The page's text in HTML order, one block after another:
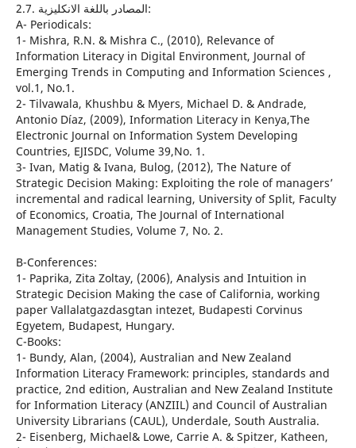
2.7. المصادر باللغة الانكليزية:
A- Periodicals:
1- Mishra, R.N. & Mishra C., (2010), Relevance of
Information Literacy in Digital Environment, Journal of
Emerging Trends in Computing and Information Sciences ,
vol.1, No.1.
2- Tilvawala, Khushbu & Myers, Michael D. & Andrade,
Antonio Díaz, (2009), Information Literacy in Kenya,The
Electronic Journal on Information System Developing
Countries, EJISDC, Volume 39,No. 1.
3- Ivan, Matig & Ivana, Bulog, (2012), The Nature of
Strategic Decision Making: Exploiting the role of managers’
incremental and radical learning, University of Split, Faculty
of Economics, Croatia, The Journal of International
Management Studies, Volume 7, No. 2.
B-Conferences:
1- Paprika, Zita Zoltay, (2006), Analysis and Intuition in
Strategic Decision Making the case of California, working
paper Vallalatgazdasgtan intezet, Budapesti Corvinus
Egyetem, Budapest, Hungary.
C-Books:
1- Bundy, Alan, (2004), Australian and New Zealand
Information Literacy Framework: principles, standards and
practice, 2nd edition, Australian and New Zealand Institute
for Information Literacy (ANZIIL) and Council of Australian
University Librarians (CAUL), Underdale, South Australia.
2- Eisenberg, Michael& Lowe, Carrie A. & Spitzer, Katheen,